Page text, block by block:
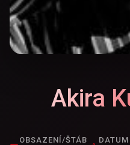
Akira
OBSAZENÍ/ŠTÁB